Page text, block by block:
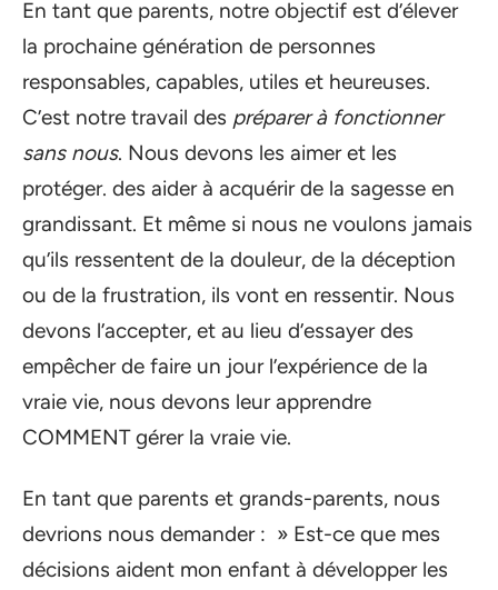
En tant que parents, notre objectif est d’élever
la prochaine génération de personnes
responsables, capables, utiles et heureuses.
C’est notre travail des préparer à fonctionner
sans nous. Nous devons les aimer et les
protéger. des aider à acquérir de la sagesse en
grandissant. Et même si nous ne voulons jamais
qu’ils ressentent de la douleur, de la déception
ou de la frustration, ils vont en ressentir. Nous
devons l’accepter, et au lieu d’essayer des
empêcher de faire un jour l’expérience de la
vraie vie, nous devons leur apprendre
COMMENT gérer la vraie vie.
En tant que parents et grands-parents, nous
devrions nous demander : » Est-ce que mes
décisions aident mon enfant à développer les